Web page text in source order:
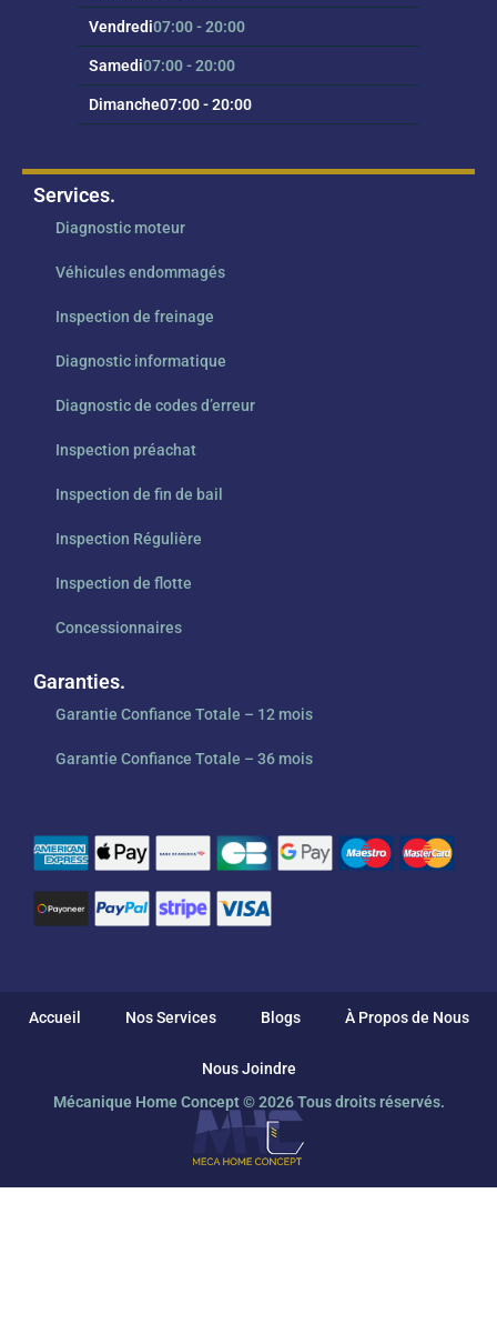
Vendredi07:00 - 20:00
Samedi07:00 - 20:00
Dimanche07:00 - 20:00
Services.
Diagnostic moteur
Véhicules endommagés
Inspection de freinage
Diagnostic informatique
Diagnostic de codes d’erreur
Inspection préachat
Inspection de fin de bail
Inspection Régulière
Inspection de flotte
Concessionnaires
Garanties.
Garantie Confiance Totale – 12 mois
Garantie Confiance Totale – 36 mois
Mécanique Home Concept © 2026 Tous droits réservés.
Accueil Nos Services Blogs À Propos de Nous
Nous Joindre